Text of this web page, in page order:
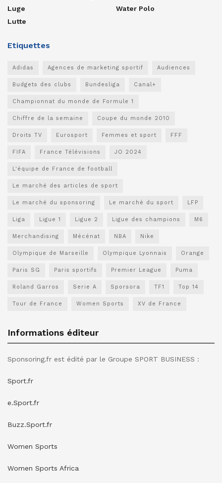
Luge
Lutte
Water Polo
Etiquettes
Adidas Agences de marketing sportif Audiences
Budgets des clubs Bundesliga Canal+
Championnat du monde de Formule 1
Chiffre de la semaine Coupe du monde 2010
Droits TV Eurosport Femmes et sport FFF
FIFA France Télévisions JO 2024
L'équipe de France de football
Le marché des articles de sport
Le marché du sponsoring Le marché du sport LFP
Liga Ligue 1 Ligue 2 Ligue des champions M6
Merchandising Mécénat NBA Nike
Olympique de Marseille Olympique Lyonnais Orange
Paris SG Paris sportifs Premier League Puma
Roland Garros Serie A Sporsora TF1 Top 14
Tour de France Women Sports XV de France
Informations éditeur
Sponsoring.fr est édité par le Groupe SPORT BUSINESS :
Sport.fr
e.Sport.fr
Buzz.Sport.fr
Women Sports
Women Sports Africa